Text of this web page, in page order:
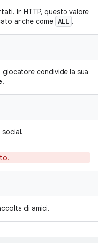
In HTTP, questo valore
anche come ALL .
giocatore condivide la sua
social.
di amici.